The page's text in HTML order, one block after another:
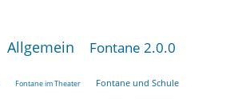
Allgemein Fontane 2.0.0
Fontane im Theater Fontane und Schule